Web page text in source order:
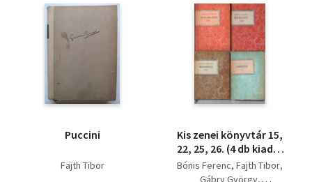
Puccini
Fajth Tibor
Kis zenei könyvtár 15,
22, 25, 26. (4 db kiadói
tékában) Mosonyi
Mihály + Cioacchino
Bónis Ferenc Fajth Tibor
Gábry György